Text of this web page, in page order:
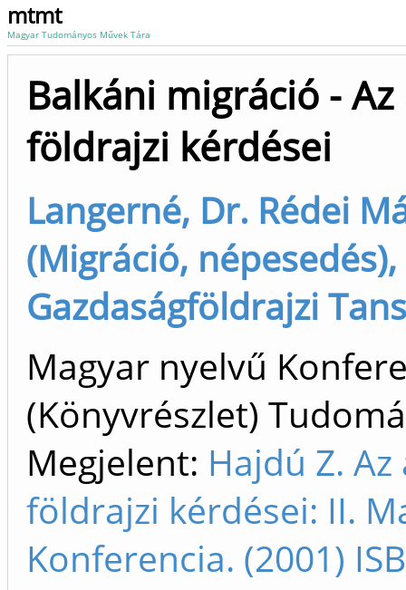
mtmt
Magyar Tudományos Művek Tára
Balkáni migráció -
földrajzi kérdései
Langerné, Dr. Rédei
(Migráció,
Gazdaságföldrajzi
Magyar nyelvű
(Könyvrészlet)
Megjelent: Hajdú Z.
földrajzi kérdései: II.
Konferencia. (2001)